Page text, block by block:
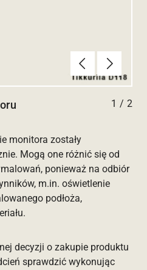
Poprzednie
Dalej
1 / 2
monitora zostały
Mogą one różnić się od
ponieważ na odbiór
m.in. oświetlenie
podłoża,
decyzji o zakupie produktu
sprawdzić wykonując